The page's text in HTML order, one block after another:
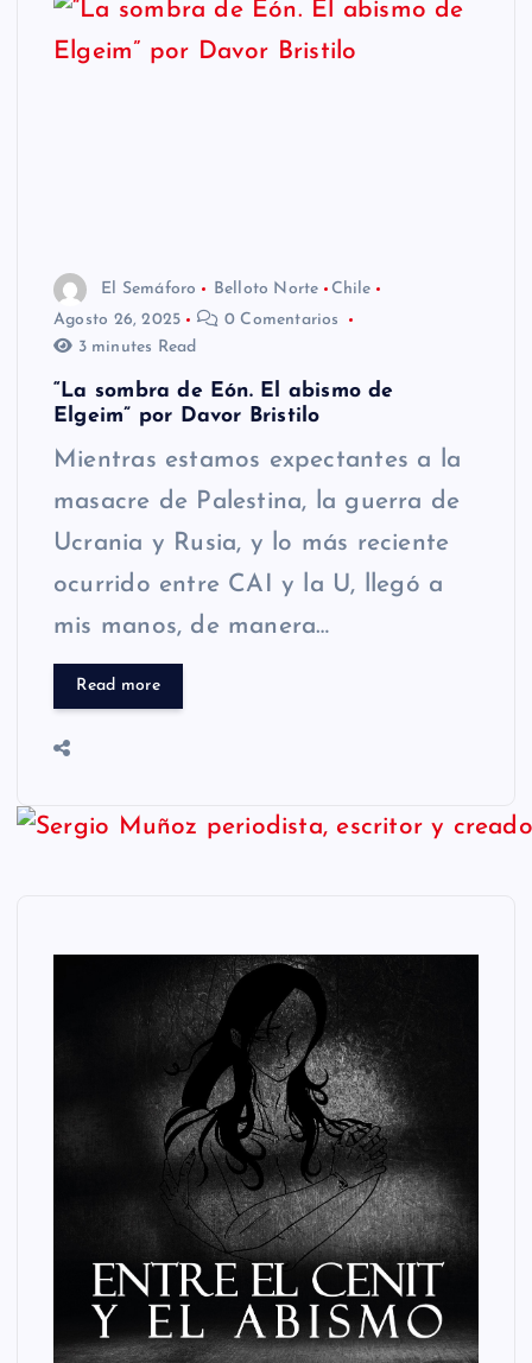
El Semáforo Belloto Norte
Chile
Agosto 26, 2025
0 Comentarios
3 minutes Read
“La sombra de Eón. El abismo de
Elgeim” por Davor Bristilo
Mientras estamos expectantes a la
masacre de Palestina, la guerra de
Ucrania y Rusia, y lo más reciente
ocurrido entre CAI y la U, llegó a
mis manos, de manera…
Read more